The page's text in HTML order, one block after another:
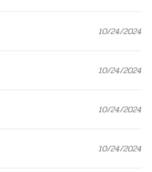
10/24/2024
10/24/2024
10/24/2024
10/24/2024